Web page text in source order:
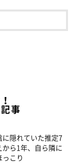
事
隠れていた推定7
ら1年、自ら隣に
こり